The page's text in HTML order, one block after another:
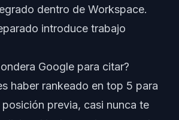
dentro de Workspace.
introduce trabajo
Google para citar?
haber rankeado en top 5 para
posición previa, casi nunca te